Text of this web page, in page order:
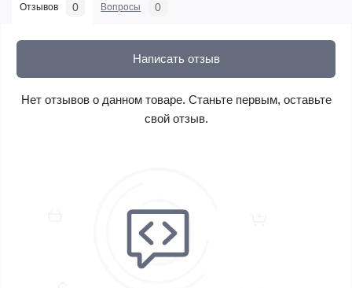
Отзывов 0 Вопросы 0
Написать отзыв
Нет отзывов о данном товаре. Станьте первым, оставьте
свой отзыв.